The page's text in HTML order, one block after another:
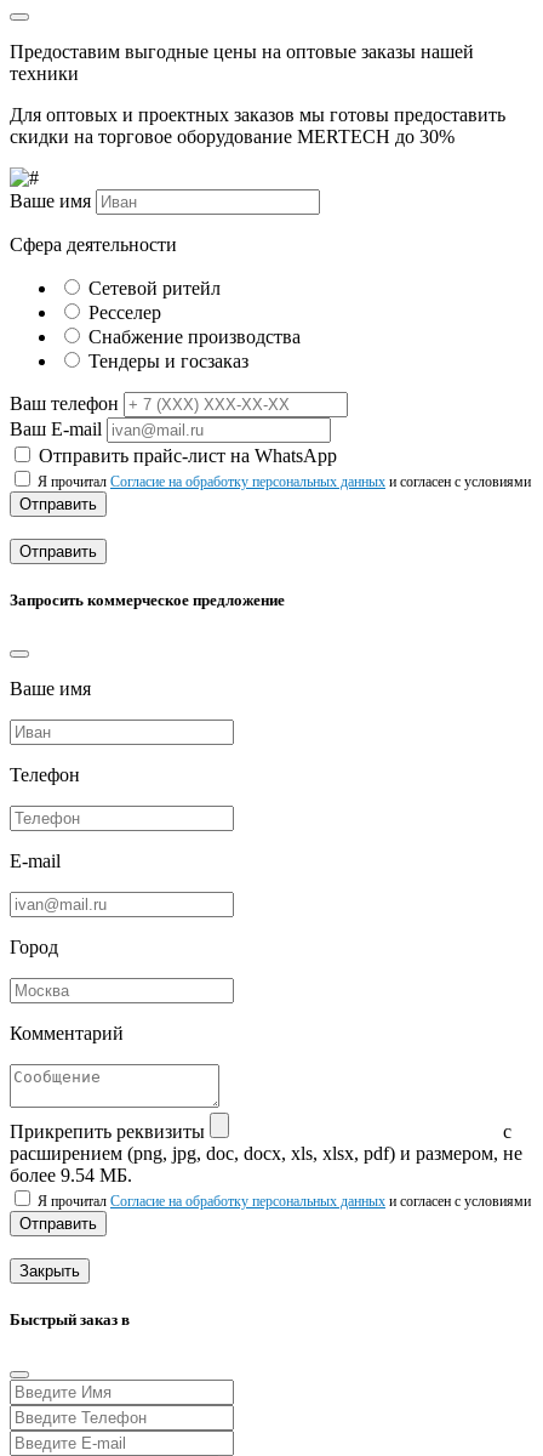
Предоставим выгодные цены на оптовые заказы нашей
техники
Для оптовых и проектных заказов мы готовы предоставить
скидки на торговое оборудование MERTECH до 30%
Ваше имя
Сфера деятельности
Сетевой ритейл
Ресселер
Снабжение производства
Тендеры и госзаказ
Ваш телефон
Ваш E-mail
Отправить прайс-лист на WhatsApp
Я прочитал Согласие на обработку персональных данных и согласен с условиями
Отправить
Отправить
Запросить коммерческое предложение
Ваше имя
Телефон
E-mail
Город
Комментарий
Прикрепить реквизиты
с
расширением (png, jpg, doc, docx, xls, xlsx, pdf) и размером, не
более 9.54 МБ.
Я прочитал Согласие на обработку персональных данных и согласен с условиями
Отправить
Закрыть
Быстрый заказ в